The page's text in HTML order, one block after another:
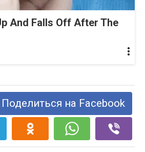
And Falls Off After The
Поделиться на Facebook